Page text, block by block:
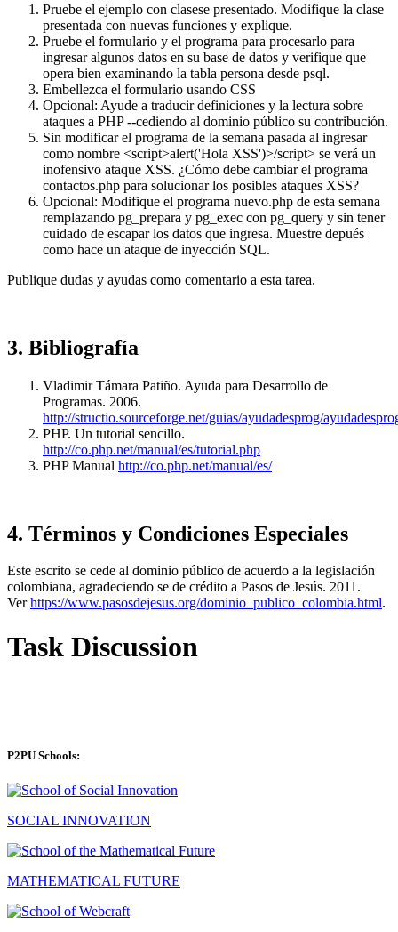
Pruebe el ejemplo con clasese presentado. Modifique la clase
presentada con nuevas funciones y explique.
Pruebe el formulario y el programa para procesarlo para
ingresar algunos datos en su base de datos y verifique que
opera bien examinando la tabla persona desde psql.
Embellezca el formulario usando CSS
Opcional: Ayude a traducir definiciones y la lectura sobre
ataques a PHP --cediendo al dominio público su contribución.
Sin modificar el programa de la semana pasada al ingresar
como nombre <script>alert('Hola XSS')>/script> se verá un
inofensivo ataque XSS. ¿Cómo debe cambiar el programa
contactos.php para solucionar los posibles ataques XSS?
Opcional: Modifique el programa nuevo.php de esta semana
remplazando pg_prepara y pg_exec con pg_query y sin tener
cuidado de escapar los datos que ingresa. Muestre depués
como hace un ataque de inyección SQL.
Publique dudas y ayudas como comentario a esta tarea.
3. Bibliografía
Vladimir Támara Patiño. Ayuda para Desarrollo de
Programas. 2006.
http://structio.sourceforge.net/guias/ayudadesprog/
PHP. Un tutorial sencillo.
http://co.php.net/manual/es/tutorial.php
PHP Manual http://co.php.net/manual/es/
4. Términos y Condiciones Especiales
Este escrito se cede al dominio público de acuerdo a la legislación
colombiana, agradeciendo se de crédito a Pasos de Jesús. 2011.
Verhttps://www.pasosdejesus.org/dominio_publico_colombia.html.
Task Discussion
P2PU Schools:
SOCIAL INNOVATION
MATHEMATICAL FUTURE